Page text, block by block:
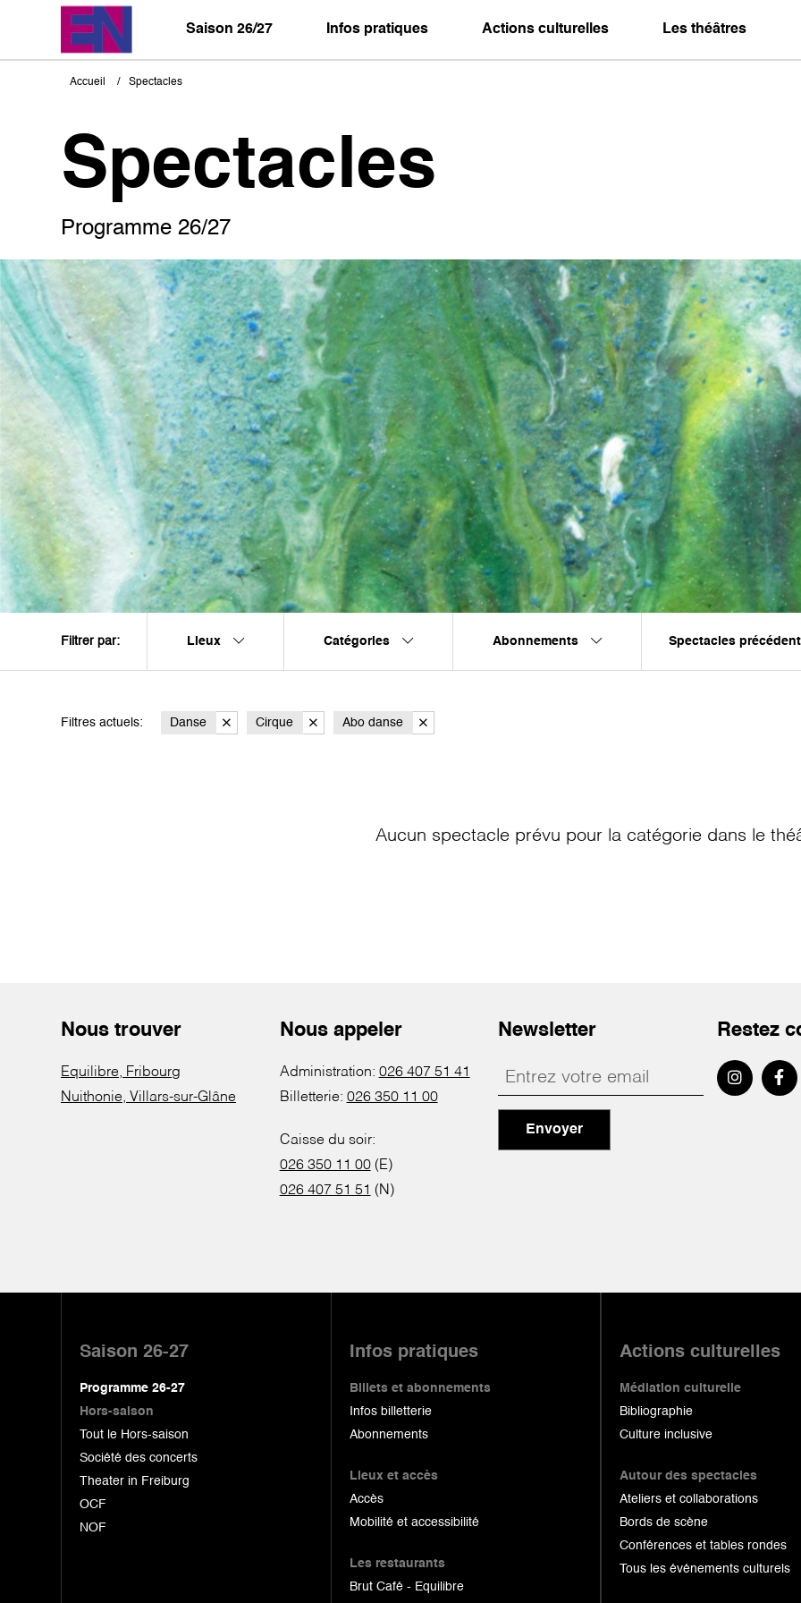
Saison 26/27 Infos pratiques Actions culturelles Les théâtres
Fil
Accueil Spectacles
Spectacles
Programme 26/27
Filtrer par: Lieux Catégories Abonnements Spectacles
Filtres actuels: Danse Cirque Abo danse
Aucun spectacle prévu pour la catégorie dans le
Nous trouver
Equilibre, Fribourg
Nuithonie, Villars-sur-Glâne
Nous appeler
Administration: 026 407 51 41
Billetterie: 026 350 11 00
Caisse du soir:
026 350 11 00(E)
026 407 51 51 (N)
Newsletter
Envoyer
Restez
Saison 26-27
Programme 26-27
Hors-saison
Tout le Hors-saison
Société des concerts
Theater in Freiburg
OCF
NOF
Infos pratiques
Billets et abonnements
Infos billetterie
Abonnements
Lieux et accès
Accès
Mobilité et accessibilité
Les restaurants
Brut Café - Equilibre
Actions culturelles
Médiation culturelle
Bibliographie
Culture inclusive
Autour des spectacles
Ateliers et collaborations
Bords de scène
Conférences et tables rondes
Tous les événements culturels